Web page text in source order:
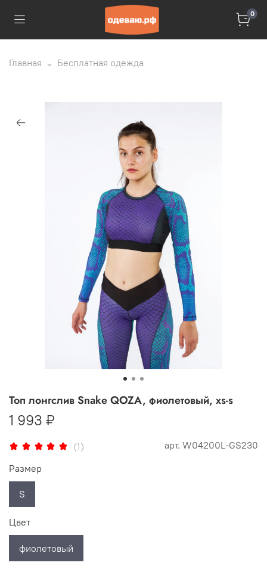
0
Главная Бесплатная одежда
(1) арт. W04200L-GS230
Топ лонгслив Snake QOZA, фиолетовый, xs-s
1 993 ₽
Размер
S
Цвет
фиолетовый